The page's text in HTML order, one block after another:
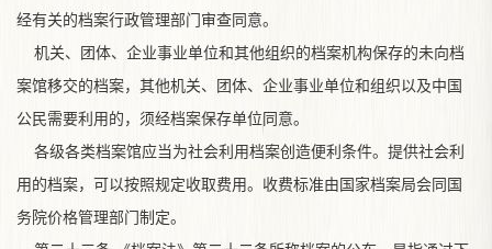
经有关的档案行政管理部门审查同意。
机关、团体、企业事业单位和其他组织的档案机构保存的未向档
案馆移交的档案，其他机关、团体、企业事业单位和组织以及中国
公民需要利用的，须经档案保存单位同意。
各级各类档案馆应当为社会利用档案创造便利条件。提供社会利
用的档案，可以按照规定收取费用。收费标准由国家档案局会同国
务院价格管理部门制定。